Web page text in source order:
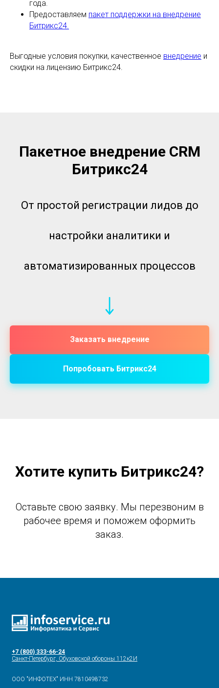
года.
Предоставляем пакет поддержки на внедрение
Битрикс24.
Выгодные условия покупки, качественное внедрение и
скидки на лицензию Битрикс24.
Пакетное внедрение CRM
Битрикс24
От простой регистрации лидов до
настройки аналитики и
автоматизированных процессов
Заказать внедрение
Попробовать Битрикс24
Хотите купить Битрикс24?
Оставьте свою заявку. Мы перезвоним в
рабочее время и поможем оформить
заказ.
+7 (800) 333-66-24
Санкт-Петербург, Обуховской обороны 112к2И
ООО "ИНФОТЕХ" ИНН 7810498732